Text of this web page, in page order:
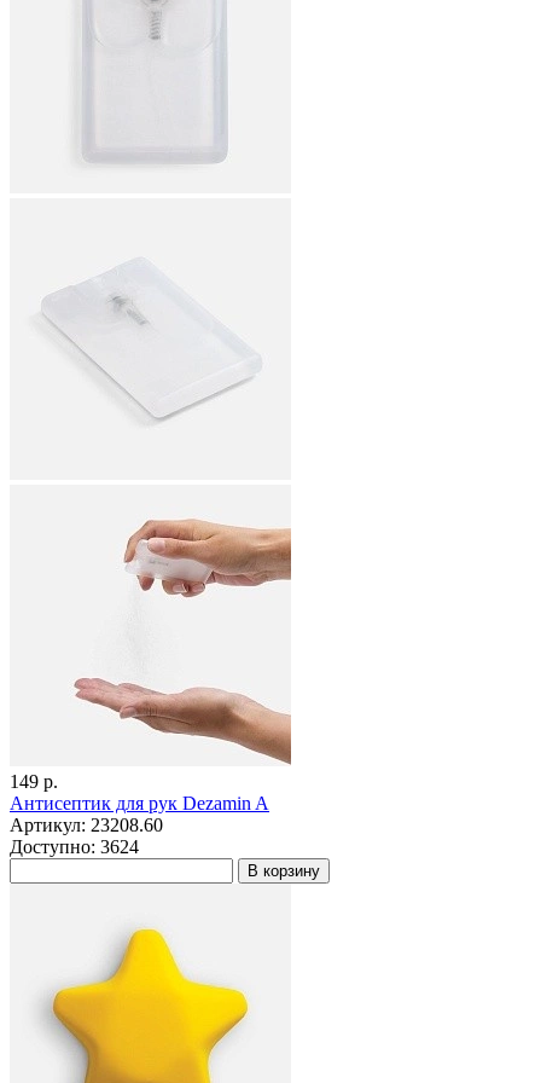
149 р.
Антисептик для рук Dezamin A
Артикул: 23208.60
Доступно: 3624
В корзину